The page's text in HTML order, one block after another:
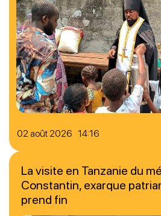
02 août 2026 14:16
La visite en Tanzanie du
Constantin, exarque
prend fin